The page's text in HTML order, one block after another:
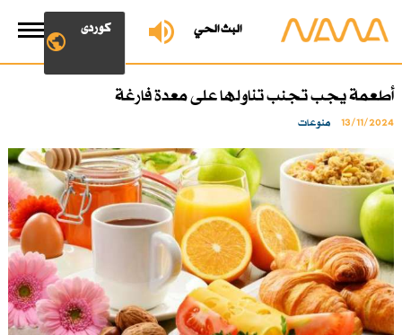
البث الحي کوردی
أطعمة يجب تجنب تناولها على معدة فارغة
13/11/2024 منوعات